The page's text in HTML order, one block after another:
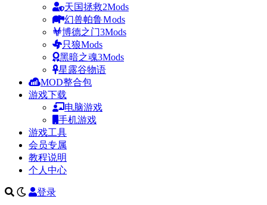
天国拯救2Mods
幻兽帕鲁Ｍods
博德之门3Mods
只狼Mods
黑暗之魂3Mods
星露谷物语
MOD整合包
游戏下载
电脑游戏
手机游戏
游戏工具
会员专属
教程说明
个人中心
登录